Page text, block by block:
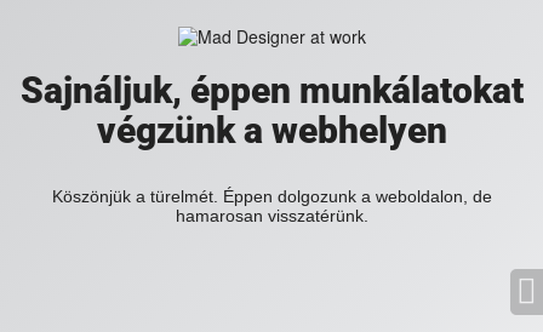
Sajnáljuk, éppen munkálatokat
végzünk a webhelyen
Köszönjük a türelmét. Éppen dolgozunk a weboldalon, de
hamarosan visszatérünk.